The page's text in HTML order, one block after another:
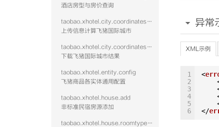
酒店房型与房价查询
taobao.xhotel.city.coordinates.batch.upload
上传信息计算飞猪国际城市
taobao.xhotel.city.coordinates.batch.download
下载飞猪国际城市结果
taobao.xhotel.entity.config
飞猪商品各实体通用配置
taobao.xhotel.house.add
非标准民宿房源添加
taobao.xhotel.house.roomtype.add
异常
XML示例
1
2
3
4
5
6
<
</